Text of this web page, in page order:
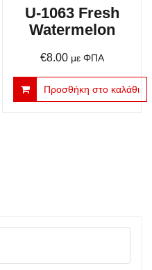
U-1063 Fresh
Watermelon
€8.00 με ΦΠΑ
Προσθήκη στο καλάθι